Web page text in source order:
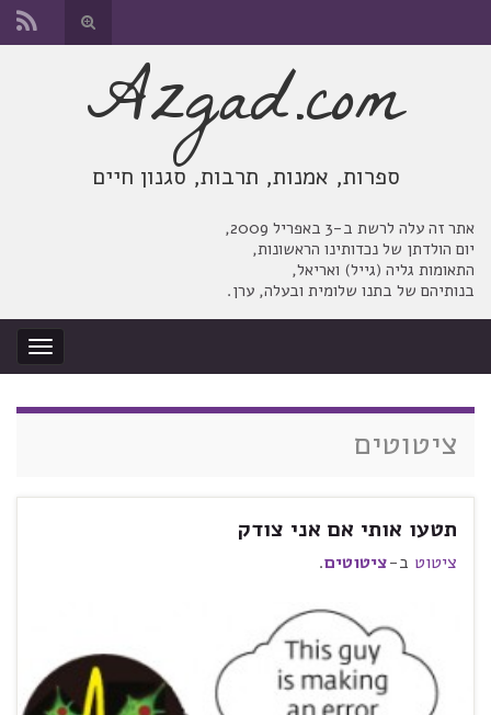
החלף
טופס
אתר זה עלה לרשת ב-3 באפריל 2009,
יום הולדתן של נכדותינו הראשונות,
התאומות גליה (גייל) ואריאל,
בנותיהם של בתנו שלומית ובעלה, ערן.
החלף
ניווט
Azgad.com
ספרות, אמנות, תרבות, סגנון חיים
ציטוטים
תטעו אותי אם אני צודק
ציטוט ב-ציטוטים.